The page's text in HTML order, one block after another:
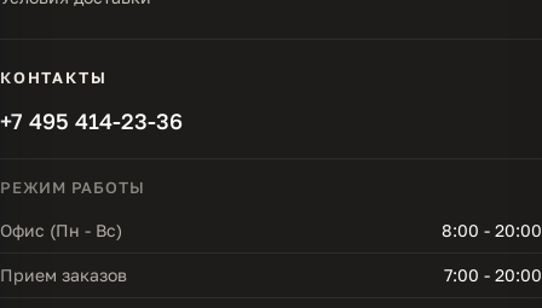
КОНТАКТЫ
+7 495 414-23-36
РЕЖИМ РАБОТЫ
Офис (Пн - Вс) 8:00 - 20:00
Прием заказов 7:00 - 20:00